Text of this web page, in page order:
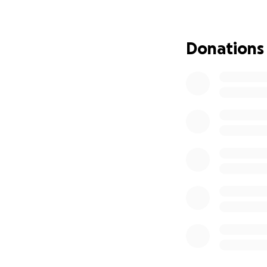
Паша столкнулся
жена и
Donations